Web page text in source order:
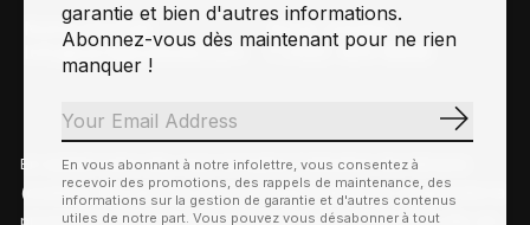
Notre courriel
Info@vertigeveloski.com
Nous Joindre
1 (450) 464-8808
© Copyright 2026 Vertige Vélo SkiFil RSS
garantie et bien d'autres informations.
Abonnez-vous dès maintenant pour ne rien
manquer !
En vous abonnant à notre infolettre, vous consentez à
recevoir des promotions, des rappels de maintenance, des
informations sur la gestion de garantie et d'autres contenus
utiles de notre part. Vous pouvez vous désabonner à tout
En visitant notre site, vous acceptez l'utilisation des témoins
(cookies). Ces derniers nous permettent de mieux comprendre la
provenance de notre clientèle et son utilisation de notre site, en